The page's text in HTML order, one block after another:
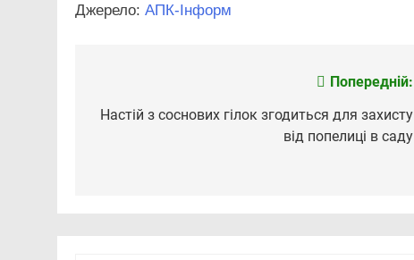
Джерело: АПК-Інформ
записів
Попередній:
Настій з соснових гілок згодиться для захисту
від попелиці в саду